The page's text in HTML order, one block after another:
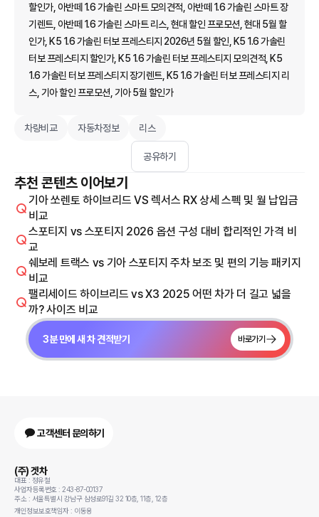
할인가, 아반떼 1.6 가솔린 스마트 모의견적, 아반떼 1.6 가솔린 스마트 장
기렌트, 아반떼 1.6 가솔린 스마트 리스, 현대 할인 프로모션, 현대 5월 할
인가, K5 1.6 가솔린 터보 프레스티지 2026년 5월 할인, K5 1.6 가솔린
터보 프레스티지 할인가, K5 1.6 가솔린 터보 프레스티지 모의견적, K5
1.6 가솔린 터보 프레스티지 장기렌트, K5 1.6 가솔린 터보 프레스티지 리
스, 기아 할인 프로모션, 기아 5월 할인가
차량비교 자동차정보 리스
공유하기
추천 콘텐츠 이어보기
기아 쏘렌토 하이브리드 VS 렉서스 RX 상세 스펙 및 월 납입금
비교
스포티지 vs 스포티지 2026 옵션 구성 대비 합리적인 가격 비
교
쉐보레 트랙스 vs 기아 스포티지 주차 보조 및 편의 기능 패키지
비교
팰리세이드 하이브리드 vs X3 2025 어떤 차가 더 길고 넓을
까? 사이즈 비교
3분 만에 새 차 견적받기 바로가기
고객센터 문의하기
(주) 겟차
대표 : 정유철
사업자등록번호 : 243-87-00137
주소 : 서울특별시 강남구 삼성로91길 32 10층, 11층, 12층
개인정보보호책임자 : 이동용